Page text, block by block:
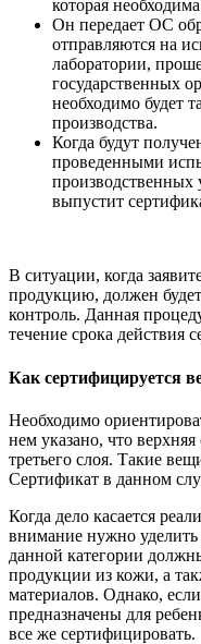
которая
Он передает ОС
отправляются на
лаборатории,
государственных
необходимо будет
производства.
Когда будут
проведенными
выпустит
В ситуации, когда
продукцию, должен
контроль. Данная
течение срока действия
Как сертифицируется
Необходимо
нем указано, что
третьего слоя. Такие
Сертификат в данном
Когда дело касается
внимание нужно
данной категории
продукции из кожи, а
материалов. Однако,
предназначены для
все же сертифицировать.